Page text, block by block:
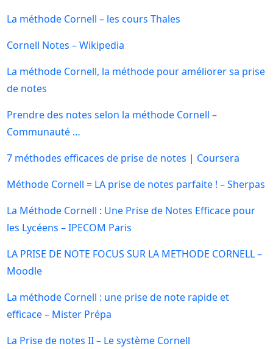
La méthode Cornell – les cours Thales
Cornell Notes – Wikipedia
La méthode Cornell, la méthode pour améliorer sa prise
de notes
Prendre des notes selon la méthode Cornell –
Communauté …
7 méthodes efficaces de prise de notes | Coursera
Méthode Cornell = LA prise de notes parfaite ! – Sherpas
La Méthode Cornell : Une Prise de Notes Efficace pour
les Lycéens – IPECOM Paris
LA PRISE DE NOTE FOCUS SUR LA METHODE CORNELL –
Moodle
La méthode Cornell : une prise de note rapide et
efficace – Mister Prépa
La Prise de notes II – Le système Cornell